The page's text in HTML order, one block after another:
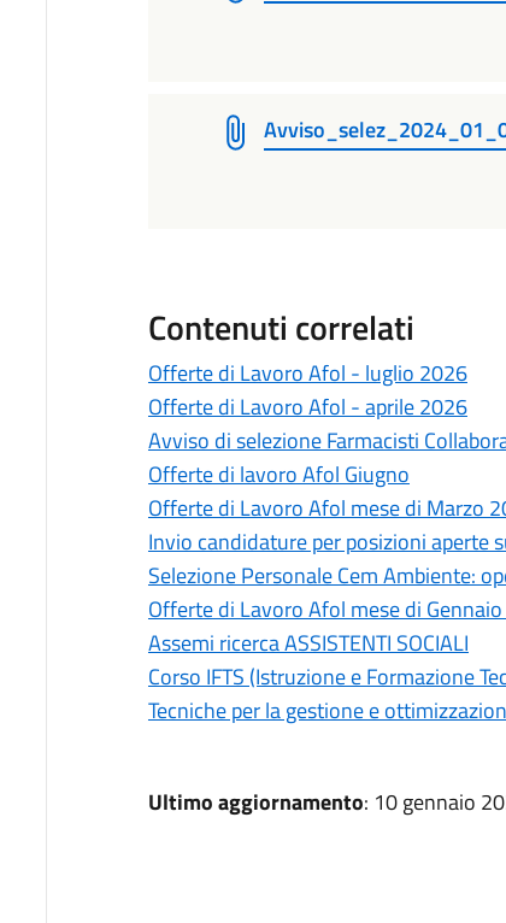
Contenuti correlati
Offerte di Lavoro Afol - luglio 2026
Offerte di Lavoro Afol - aprile 2026
Avviso di selezione Farmacisti
Offerte di lavoro Afol Giugno
Offerte di Lavoro Afol mese di Marzo
Invio candidature per posizioni aperte
Selezione Personale Cem Ambiente:
Offerte di Lavoro Afol mese di
Assemi ricerca ASSISTENTI SOCIALI
Corso IFTS (Istruzione e Formazione
Tecniche per la gestione e
Ultimo aggiornamento: 10 gennaio